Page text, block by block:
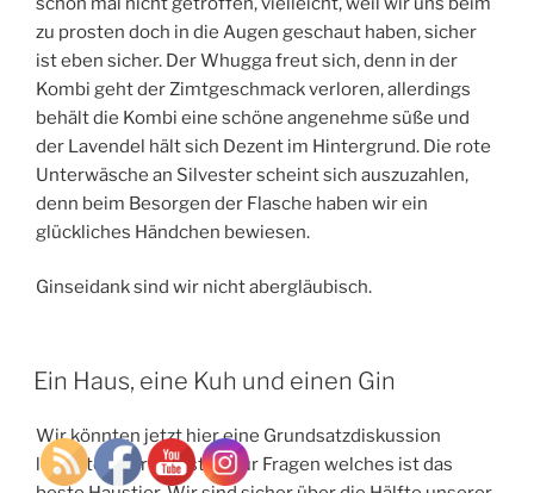
zu prosten doch in die Augen geschaut haben, sicher
ist eben sicher. Der Whugga freut sich, denn in der
Kombi geht der Zimtgeschmack verloren, allerdings
behält die Kombi eine schöne angenehme süße und
der Lavendel hält sich Dezent im Hintergrund. Die rote
Unterwäsche an Silvester scheint sich auszuzahlen,
denn beim Besorgen der Flasche haben wir ein
glückliches Händchen bewiesen.
Ginseidank sind wir nicht abergläubisch.
Ein Haus, eine Kuh und einen Gin
Wir könnten jetzt hier eine Grundsatzdiskussion
lostreten, wir müssten nur Fragen welches ist das